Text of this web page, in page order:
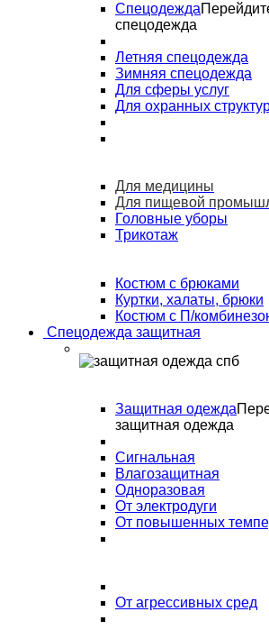
Спецодежда
спецодежда
Летняя спецодежда
Зимняя спецодежда
Для сферы услуг
Для охранных
Для медицины
Для пищевой
Головные уборы
Трикотаж
Костюм с брюками
Куртки, халаты, брюки
Костюм с П/
Спецодежда защитная
Защитная одежда
защитная одежда
Сигнальная
Влагозащитная
Одноразовая
От электродуги
От повышенных
От агрессивных сред